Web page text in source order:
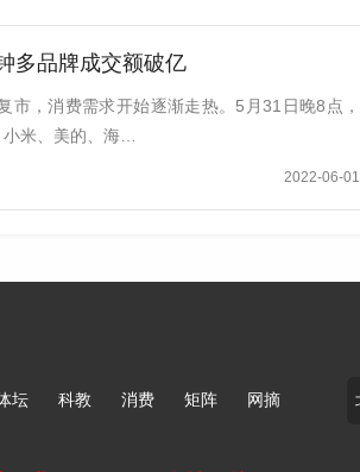
酥、苏式豆花酒酿以及荷花饮品，泛舟
风景，独属于江南水乡的氛围感瞬间拉
多品牌成交额破亿
市，消费需求开始逐渐走热。5月31日晚8点，
米、美的、海…
2022-06-01
坛 科教 消费 矩阵 网摘